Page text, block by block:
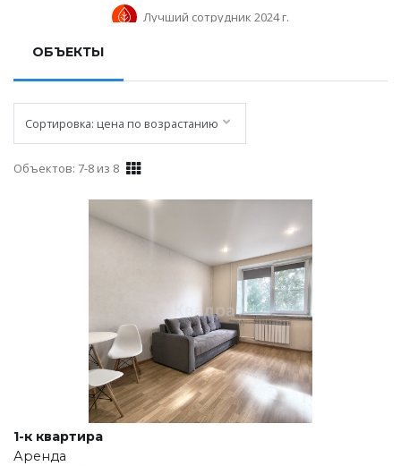
Лучший сотрудник 2024 г.
ОБЪЕКТЫ
Объектов: 7-8 из 8
1-к квартира
Аренда